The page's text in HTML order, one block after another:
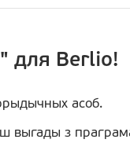
для Berlio!
асоб.
выгады з